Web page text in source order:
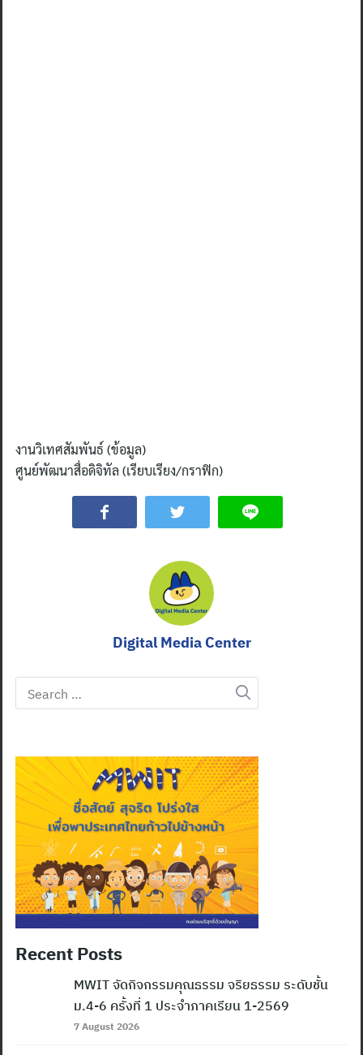
งานวิเทศสัมพันธ์ (ข้อมูล)
ศูนย์พัฒนาสื่อดิจิทัล (เรียบเรียง/กราฟิก)
Digital Media Center
Search
for:
Recent Posts
MWIT จัดกิจกรรมคุณธรรม จริยธรรม ระดับชั้น
ม.4-6 ครั้งที่ 1 ประจำภาคเรียน 1-2569
7 August 2026